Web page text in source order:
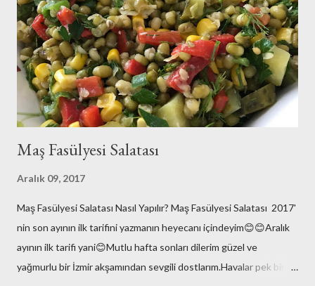
attığım enginarlar..Ama tazeleri çıktı ben stoklarımı eritmek için
elimdekileri kullandım..Siz tazeleriyle yapın derim:)Hadi o zaman
tarifimize geçelim biz.. Malzemeler: 8 tane enginar ç...
Maş Fasülyesi Salatası
Aralık 09, 2017
Maş Fasülyesi Salatası Nasıl Yapılır? Maş Fasülyesi Salatası 2017'
nin son ayının ilk tarifini yazmanın heyecanı içindeyim😊😊Aralık
ayının ilk tarifi yani😊Mutlu hafta sonları dilerim güzel ve
yağmurlu bir İzmir akşamından sevgili dostlarım.Havalar pek bir